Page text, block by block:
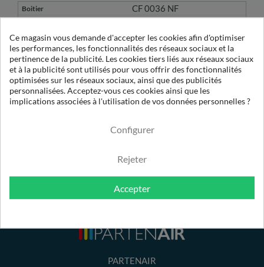
CF 0036 NF
CE 0036 NF
A51129974
1
D 025 EXA
216
0.01µ Sec
PARTENAIR
Ce magasin vous demande d'accepter les cookies afin d'optimiser
les performances, les fonctionnalités des réseaux sociaux et la
pertinence de la publicité. Les cookies tiers liés aux réseaux sociaux
et à la publicité sont utilisés pour vous offrir des fonctionnalités
optimisées sur les réseaux sociaux, ainsi que des publicités
personnalisées. Acceptez-vous ces cookies ainsi que les
implications associées à l'utilisation de vos données personnelles ?
Configurer
Rejeter
Accepter